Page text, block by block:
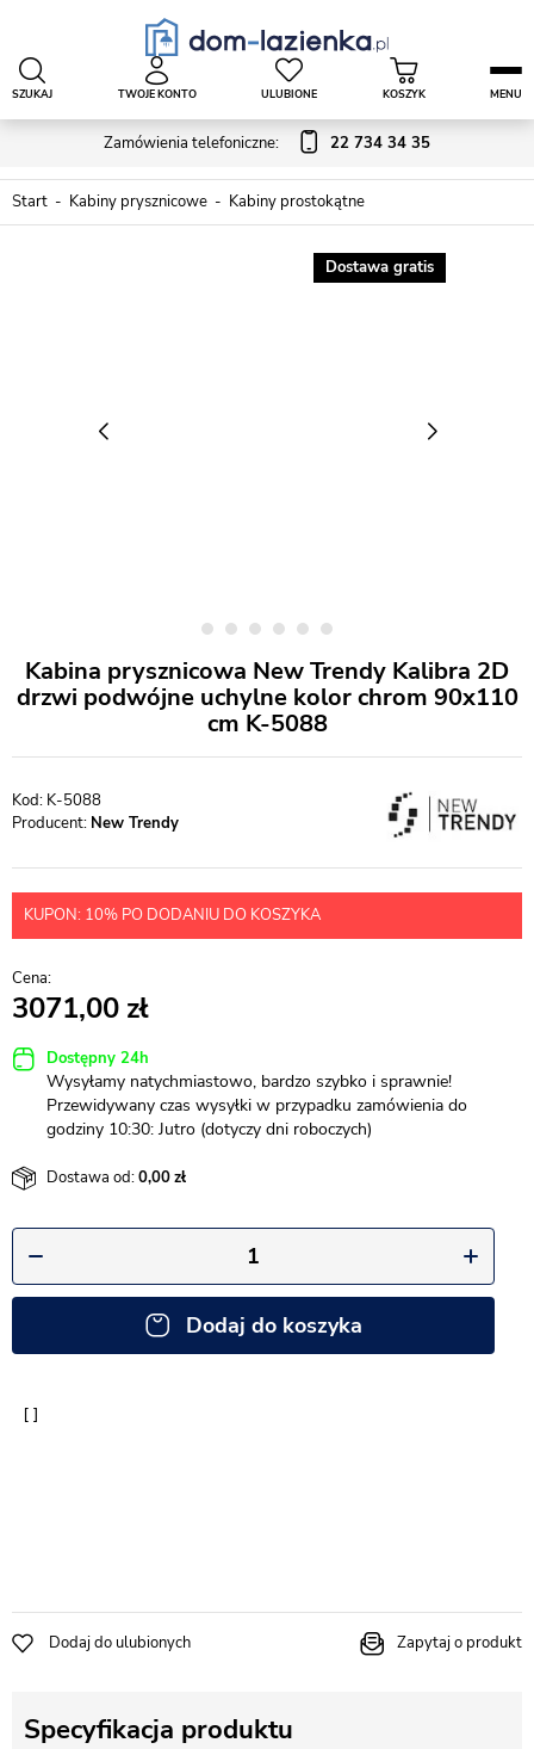
Zamówienia telefoniczne: 22 734 34 35
SZUKAJ TWOJE KONTO ULUBIONE KOSZYK MENU
Start Kabiny prysznicowe Kabiny prostokątne
Dostawa gratis
Kabina prysznicowa New Trendy Kalibra 2D
drzwi podwójne uchylne kolor chrom 90x110
cm K-5088
K-5088
Producent: New Trendy
KUPON: 10% PO DODANIU DO KOSZYKA
3071,00
Dostępny 24h
Wysyłamy natychmiastowo, bardzo szybko i sprawnie!
Przewidywany czas wysyłki w przypadku zamówienia do
godziny 10:30: Jutro (dotyczy dni roboczych)
Dostawa od:0,00
Dodaj do koszyka
Dodaj do ulubionych Zapytaj o produkt
Specyfikacja produktu